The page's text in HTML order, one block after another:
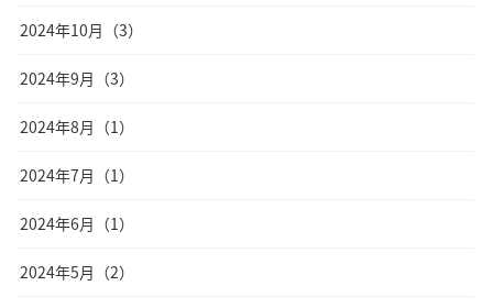
2024年10月（3）
2024年9月（3）
2024年8月（1）
2024年7月（1）
2024年6月（1）
2024年5月（2）